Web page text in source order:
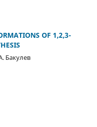
OF 1,2,3-
Бакулев